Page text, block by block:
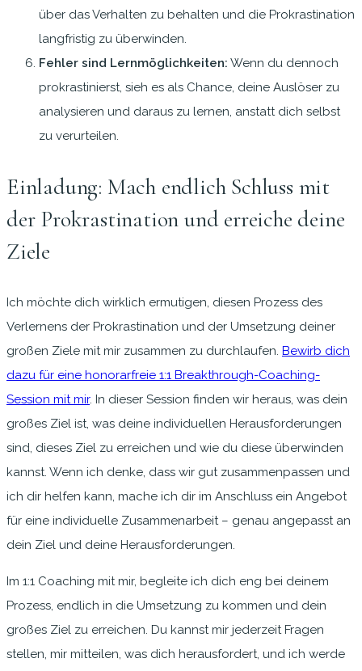
über das Verhalten zu behalten und die Prokrastination
langfristig zu überwinden.
Fehler sind Lernmöglichkeiten: Wenn du dennoch
prokrastinierst, sieh es als Chance, deine Auslöser zu
analysieren und daraus zu lernen, anstatt dich selbst
zu verurteilen.
Einladung: Mach endlich Schluss mit
der Prokrastination und erreiche deine
Ziele
Ich möchte dich wirklich ermutigen, diesen Prozess des
Verlernens der Prokrastination und der Umsetzung deiner
großen Ziele mit mir zusammen zu durchlaufen. Bewirb dich
dazu für eine honorarfreie 1:1 Breakthrough-Coaching-
Session mit mir. In dieser Session finden wir heraus, was dein
großes Ziel ist, was deine individuellen Herausforderungen
sind, dieses Ziel zu erreichen und wie du diese überwinden
kannst. Wenn ich denke, dass wir gut zusammenpassen und
ich dir helfen kann, mache ich dir im Anschluss ein Angebot
für eine individuelle Zusammenarbeit – genau angepasst an
dein Ziel und deine Herausforderungen.
Im 1:1 Coaching mit mir, begleite ich dich eng bei deinem
Prozess, endlich in die Umsetzung zu kommen und dein
großes Ziel zu erreichen. Du kannst mir jederzeit Fragen
stellen, mir mitteilen, was dich herausfordert, und ich werde